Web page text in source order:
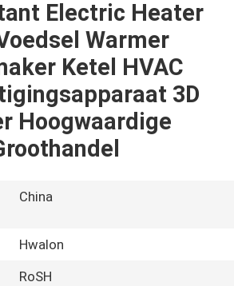
Electric Heater
Warmer
Ketel HVAC
3D
Hoogwaardige
China
Hwalon
RoSH